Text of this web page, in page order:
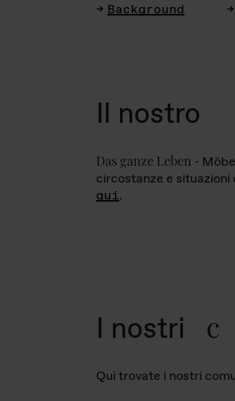
Background
Il nostro
Das ganze Leben -
circostanze e
qui.
I nostri
Qui trovate i nostri